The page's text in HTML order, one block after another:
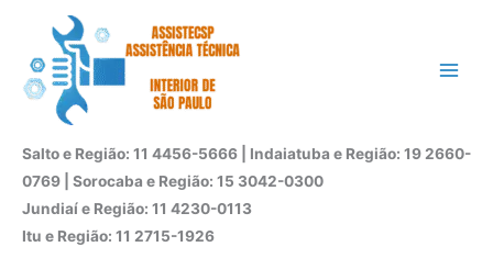
conteúdo
Salto e Região: 11 4456-5666 | Indaiatuba e Região: 19 2660-
0769 | Sorocaba e Região: 15 3042-0300
Jundiaí e Região: 11 4230-0113
Itu e Região: 11 2715-1926